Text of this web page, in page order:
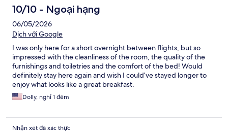
10/10 - Ngoại hạng
06/05/2026
Dịch với Google
I was only here for a short overnight between flights, but so
impressed with the cleanliness of the room, the quality of the
furnishings and toiletries and the comfort of the bed! Would
definitely stay here again and wish I could’ve stayed longer to
enjoy what looks like a great breakfast.
Dolly, nghỉ 1 đêm
Nhận xét đã xác thực